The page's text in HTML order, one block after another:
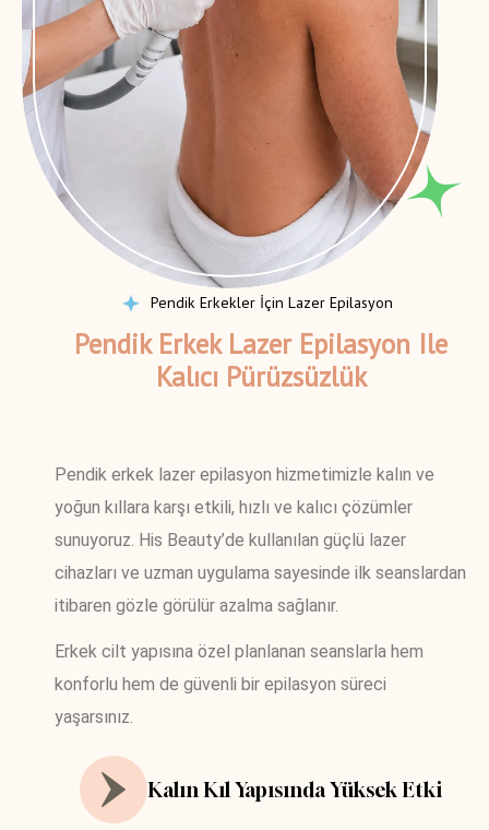
Pendik Erkekler İçin Lazer Epilasyon
Pendik Erkek Lazer Epilasyon Ile
Kalıcı Pürüzsüzlük
Pendik erkek lazer epilasyon hizmetimizle kalın ve
yoğun kıllara karşı etkili, hızlı ve kalıcı çözümler
sunuyoruz. His Beauty’de kullanılan güçlü lazer
cihazları ve uzman uygulama sayesinde ilk seanslardan
itibaren gözle görülür azalma sağlanır.
Erkek cilt yapısına özel planlanan seanslarla hem
konforlu hem de güvenli bir epilasyon süreci
yaşarsınız.
Kalın Kıl Yapısında Yüksek Etki